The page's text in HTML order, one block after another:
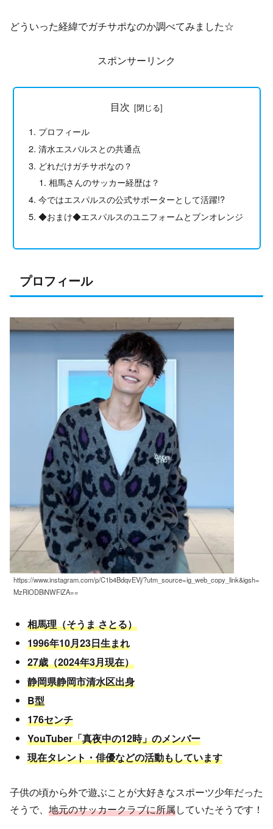
どういった経緯でガチサポなのか調べてみました☆
スポンサーリンク
目次
プロフィール
清水エスパルスとの共通点
どれだけガチサポなの？
相馬さんのサッカー経歴は？
今ではエスパルスの公式サポーターとして活躍!?
◆おまけ◆エスパルスのユニフォームとブンオレンジ
プロフィール
https://www.instagram.com/p/C1b4BdqvEVj/?utm_source=ig_web_copy_link&igsh=
MzRlODBiNWFlZA==
相馬理（そうま さとる）
1996年10月23日生まれ
27歳（2024年3月現在）
静岡県静岡市清水区出身
B型
176センチ
YouTuber「真夜中の12時」のメンバー
現在タレント・俳優などの活動もしています
子供の頃から外で遊ぶことが大好きなスポーツ少年だった
そうで、 地元のサッカークラブに所属していたそうです！